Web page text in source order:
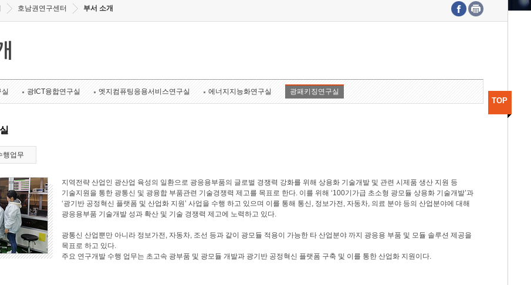
기획본부
호남권연구센터 부서 소개
광ICT융합연구실 엣지컴퓨팅응용서비스연구실 에너지지능화연구실 광패키징연구실
행업무
지역전략 산업인 광산업 육성의 일환으로 광응용부품의 글로벌 경쟁력 강화를 위해 상용화 기술개발 및 관련 시제품 생산 지원 등
기술지원을 통한 광통신 및 광융합 부품관련 기술경쟁력 제고를 목표로 한다. 이를 위해 ‘100기가급 초소형 광모듈 상용화 기술개발’과
‘광기반 공정혁신 플랫폼 및 산업화 지원’ 사업을 수행 하고 있으며 이를 통해 통신, 정보가전, 자동차, 의료 분야 등의 산업분야에 대해
광응용부품 기술개발 성과 확산 및 기술 경쟁력 제고에 노력하고 있다.
광통신 산업뿐만 아니라 정보가전, 자동차, 조선 등과 같이 광모듈 적용이 가능한 타 산업분야 까지 광응용 부품 및 모듈 솔루션 제공을
목표로 하고 있다.
주요 연구개발 수행 업무는 초고속 광부품 및 광모듈 개발과 광기반 공정혁신 플랫폼 구축 및 이를 통한 산업화 지원이다.
TOP